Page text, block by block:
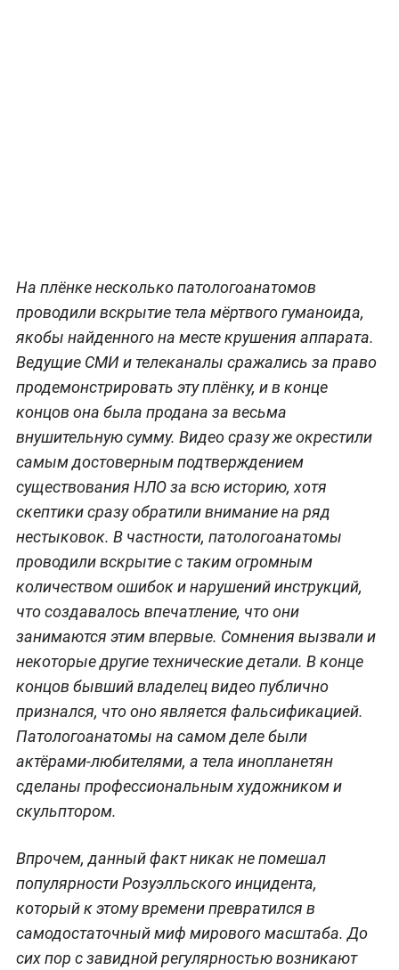
На плёнке несколько патологоанатомов
проводили вскрытие тела мёртвого гуманоида,
якобы найденного на месте крушения аппарата.
Ведущие СМИ и телеканалы сражались за право
продемонстрировать эту плёнку, и в конце
концов она была продана за весьма
внушительную сумму. Видео сразу же окрестили
самым достоверным подтверждением
существования НЛО за всю историю, хотя
скептики сразу обратили внимание на ряд
нестыковок. В частности, патологоанатомы
проводили вскрытие с таким огромным
количеством ошибок и нарушений инструкций,
что создавалось впечатление, что они
занимаются этим впервые. Сомнения вызвали и
некоторые другие технические детали. В конце
концов бывший владелец видео публично
признался, что оно является фальсификацией.
Патологоанатомы на самом деле были
актёрами-любителями, а тела инопланетян
сделаны профессиональным художником и
скульптором.
Впрочем, данный факт никак не помешал
популярности Розуэлльского инцидента,
который к этому времени превратился в
самодостаточный миф мирового масштаба. До
сих пор с завидной регулярностью возникают